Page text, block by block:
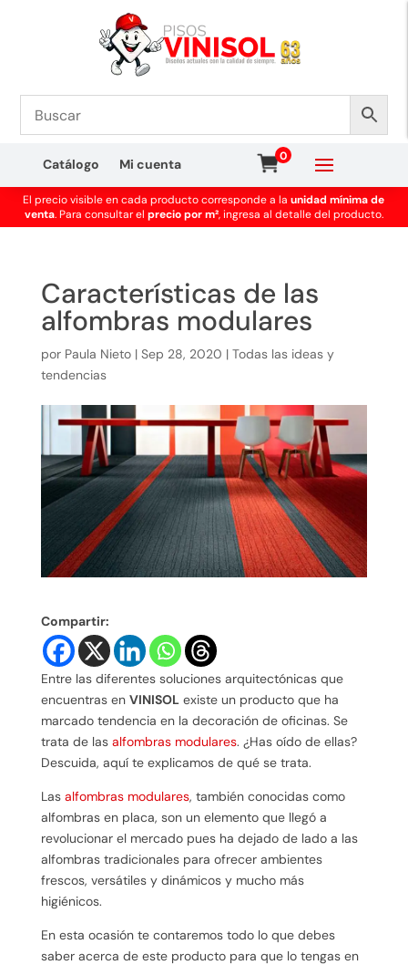
Catálogo Mi cuenta
0
El precio visible en cada producto corresponde a launidad mínima de
venta. Para consultar el precio por m², ingresa al detalle del producto.
Características de las
alfombras modulares
por Paula Nieto| Sep 28, 2020 | Todas las ideas y
tendencias
Compartir:
Entre las diferentes soluciones arquitectónicas que
encuentras en VINISOL existe un producto que ha
marcado tendencia en la decoración de oficinas. Se
trata de las alfombras modulares. ¿Has oído de ellas?
Descuida, aquí te explicamos de qué se trata.
Las alfombras modulares, también conocidas como
alfombras en placa, son un elemento que llegó a
revolucionar el mercado pues ha dejado de lado a las
alfombras tradicionales para ofrecer ambientes
frescos, versátiles y dinámicos y mucho más
higiénicos.
En esta ocasión te contaremos todo lo que debes
saber acerca de este producto para que lo tengas en